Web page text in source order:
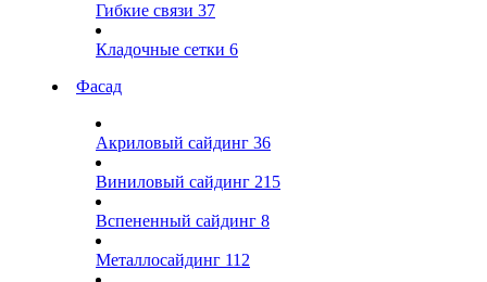
Гибкие связи 37
Кладочные сетки 6
Фасад
Акриловый сайдинг 36
Виниловый сайдинг 215
Вспененный сайдинг 8
Металлосайдинг 112